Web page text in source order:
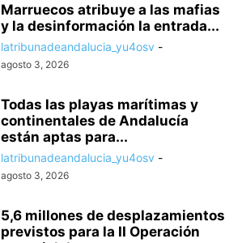
Marruecos atribuye a las mafias
y la desinformación la entrada...
latribunadeandalucia_yu4osv -
agosto 3, 2026
Todas las playas marítimas y
continentales de Andalucía
están aptas para...
latribunadeandalucia_yu4osv -
agosto 3, 2026
5,6 millones de desplazamientos
previstos para la II Operación